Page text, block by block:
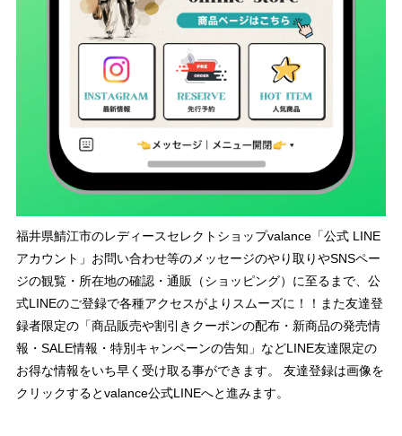
福井県鯖江市のレディースセレクトショップvalance「公式 LINE
アカウント」お問い合わせ等のメッセージのやり取りやSNSペー
ジの観覧・所在地の確認・通販（ショッピング）に至るまで、公
式LINEのご登録で各種アクセスがよりスムーズに！！また友達登
録者限定の「商品販売や割引きクーポンの配布・新商品の発売情
報・SALE情報・特別キャンペーンの告知」などLINE友達限定の
お得な情報をいち早く受け取る事ができます。 友達登録は画像を
クリックするとvalance公式LINEへと進みます。